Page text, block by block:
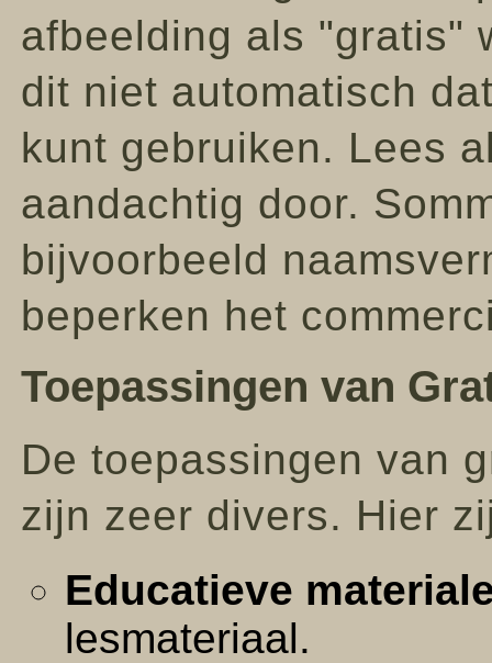
afbeelding als "gratis"
dit niet automatisch
kunt gebruiken. Lees
aandachtig door.
bijvoorbeeld
beperken het
Toepassingen van
De toepassingen van
zijn zeer divers. Hier
Educatieve
lesmateriaal.